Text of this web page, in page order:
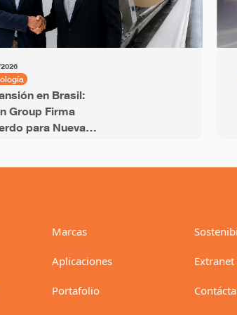
en Brasil:
Group Firma
para Nueva
Marcas
Aplicaciones
Portafolio